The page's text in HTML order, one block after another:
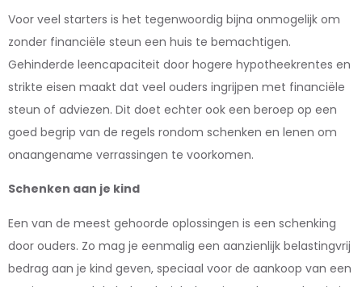
Voor veel starters is het tegenwoordig bijna onmogelijk om
zonder financiële steun een huis te bemachtigen.
Gehinderde leencapaciteit door hogere hypotheekrentes en
strikte eisen maakt dat veel ouders ingrijpen met financiële
steun of adviezen. Dit doet echter ook een beroep op een
goed begrip van de regels rondom schenken en lenen om
onaangename verrassingen te voorkomen.
Schenken aan je kind
Een van de meest gehoorde oplossingen is een schenking
door ouders. Zo mag je eenmalig een aanzienlijk belastingvrij
bedrag aan je kind geven, speciaal voor de aankoop van een